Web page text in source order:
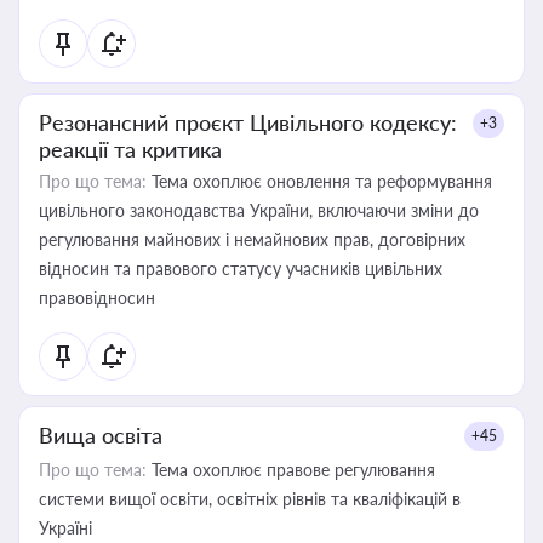
Резонансний проєкт Цивільного кодексу:
реакції та критика
+3
Про що тема: Тема охоплює оновлення та реформування
цивільного законодавства України, включаючи зміни до
регулювання майнових і немайнових прав, договірних
відносин та правового статусу учасників цивільних
правовідносин
Вища освіта +45
Про що тема: Тема охоплює правове регулювання
системи вищої освіти, освітніх рівнів та кваліфікацій в
Україні